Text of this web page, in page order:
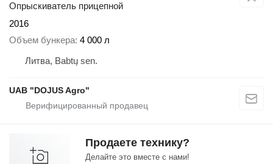
Опрыскиватель прицепной
2016
Объем бункера 4 000 л
Литва, Babtų sen.
UAB "DOJUS Agro"
Продаете технику?
Делайте это вместе с нами!